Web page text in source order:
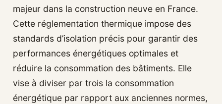
majeur dans la construction neuve en France.
Cette réglementation thermique impose des
standards d’isolation précis pour garantir des
performances énergétiques optimales et
réduire la consommation des bâtiments. Elle
vise à diviser par trois la consommation
énergétique par rapport aux anciennes normes,